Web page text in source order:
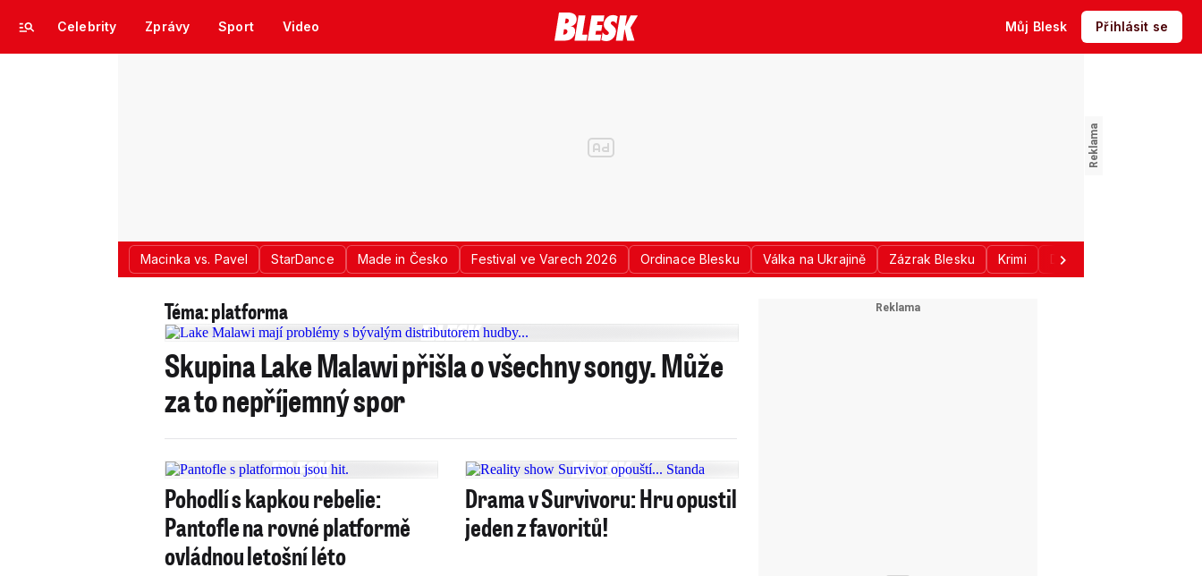
Celebrity Zprávy Sport Video Můj Blesk Přihlásit se
Macinka vs. Pavel StarDance Made in Česko Festival ve Varech 2026 Ordinace Blesku Válka na Ukrajině Zázrak Blesku Krimi Donald Trump
Téma: platforma
Skupina Lake Malawi přišla o všechny songy. Může
za to nepříjemný spor
Pohodlí s kapkou rebelie:
Pantofle na rovné platformě
ovládnou letošní léto
Drama v Survivoru: Hru opustil
jeden z favoritů!